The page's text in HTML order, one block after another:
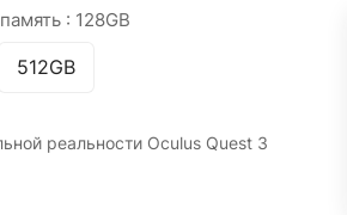
: 128GB
512GB
реальности Oculus Quest 3